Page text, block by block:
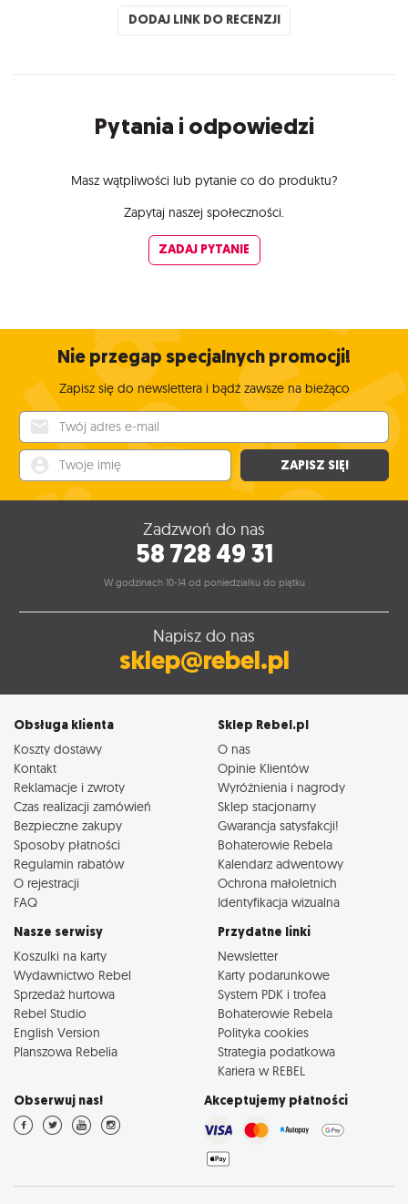
DODAJ LINK DO RECENZJI
Pytania i odpowiedzi
Masz wątpliwości lub pytanie co do produktu?
Zapytaj naszej społeczności.
ZADAJ PYTANIE
Nie przegap specjalnych promocji!
Zapisz się do newslettera i bądź zawsze na bieżąco
ZAPISZ SIĘ!
Zadzwoń do nas
58 728 49 31
W godzinach 10-14 od poniedziałku do piątku
Napisz do nas
sklep@rebel.pl
Obsługa klienta
Koszty dostawy
Kontakt
Reklamacje i zwroty
Czas realizacji zamówień
Bezpieczne zakupy
Sposoby płatności
Regulamin rabatów
O rejestracji
FAQ
Sklep Rebel.pl
O nas
Opinie Klientów
Wyróżnienia i nagrody
Sklep stacjonarny
Gwarancja satysfakcji!
Bohaterowie Rebela
Kalendarz adwentowy
Ochrona małoletnich
Identyfikacja wizualna
Nasze serwisy
Koszulki na karty
Wydawnictwo Rebel
Sprzedaż hurtowa
Rebel Studio
English Version
Planszowa Rebelia
Przydatne linki
Newsletter
Karty podarunkowe
System PDK i trofea
Bohaterowie Rebela
Polityka cookies
Strategia podatkowa
Kariera w REBEL
Obserwuj nas! Akceptujemy płatności